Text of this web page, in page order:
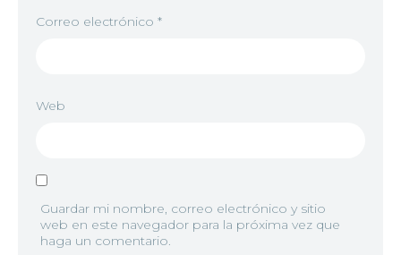
Correo electrónico *
Web
Guardar mi nombre, correo electrónico y sitio
web en este navegador para la próxima vez que
haga un comentario.